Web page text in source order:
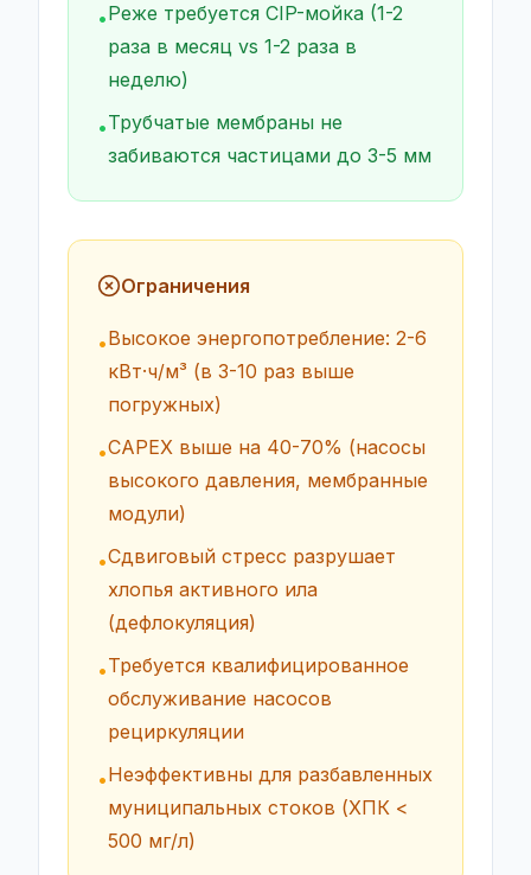
•Реже требуется CIP-мойка (1-2
раза в месяц vs 1-2 раза в
неделю)
•Трубчатые мембраны не
забиваются частицами до 3-5 мм
Ограничения
•Высокое энергопотребление: 2-6
кВт·ч/м³ (в 3-10 раз выше
погружных)
•CAPEX выше на 40-70% (насосы
высокого давления, мембранные
модули)
•Сдвиговый стресс разрушает
хлопья активного ила
(дефлокуляция)
•Требуется квалифицированное
обслуживание насосов
рециркуляции
•Неэффективны для разбавленных
муниципальных стоков (ХПК <
500 мг/л)